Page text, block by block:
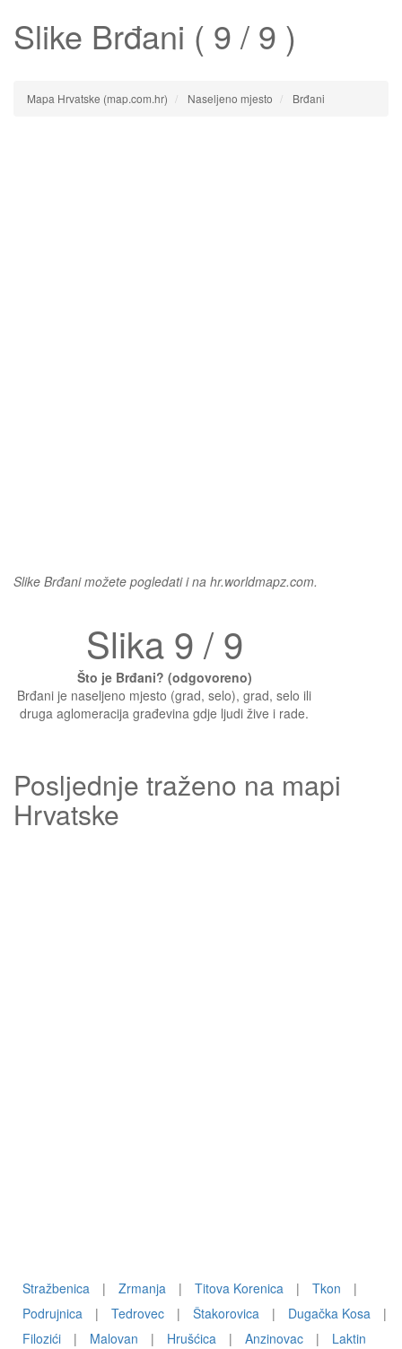
Slike Brđani ( 9 / 9 )
Mapa Hrvatske (map.com.hr) Naseljeno mjesto Brđani
Slike Brđani možete pogledati i na hr.worldmapz.com.
Slika 9 / 9
Što je Brđani? (odgovoreno)
Brđani je naseljeno mjesto (grad, selo), grad, selo ili
druga aglomeracija građevina gdje ljudi žive i rade.
Posljednje traženo na mapi
Hrvatske
Stražbenica | Zrmanja | Titova Korenica | Tkon
|
Podrujnica
| Tedrovec | Štakorovica | Dugačka Kosa
|
Filozići
| Malovan | Hrušćica | Anzinovac |
Laktin